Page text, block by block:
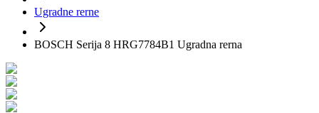
Ugradne rerne
BOSCH Serija 8 HRG7784B1 Ugradna rerna